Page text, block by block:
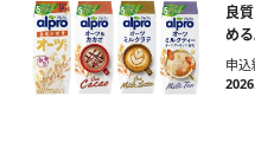
良
め
申